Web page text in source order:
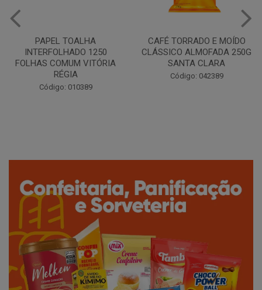
CAFÉ TORRADO E MOÍDO
CLÁSSICO ALMOFADA 250G
SANTA CLARA
Código: 042389
Copo Plástico Branco 180ml
Pacote c/100 - Cristalcopo
Código: 031413